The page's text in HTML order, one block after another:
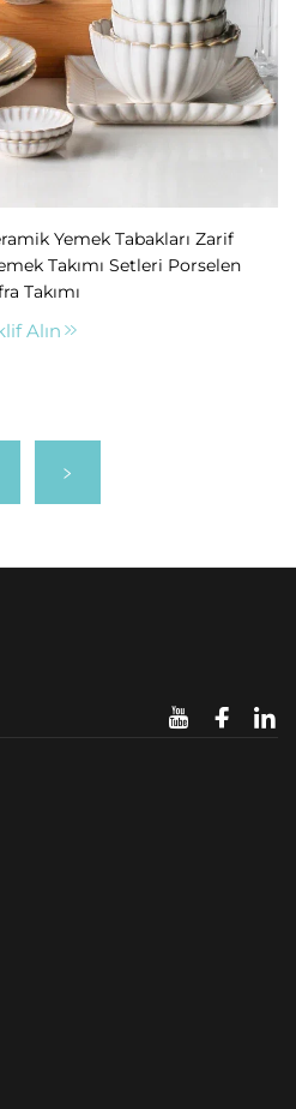
Yemek Tabakları Zarif
Takımı Setleri Porselen
Takımı
Alın